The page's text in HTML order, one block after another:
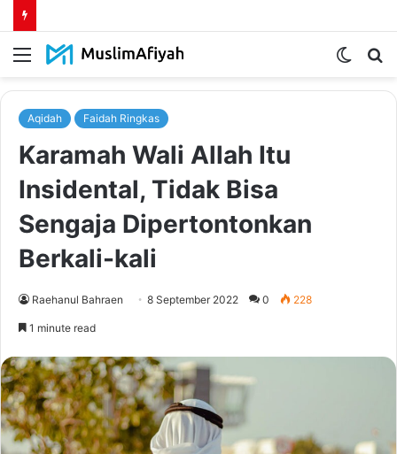
Menu
Switch
Aqidah Faidah Ringkas
Karamah Wali Allah Itu
Insidental, Tidak Bisa
Sengaja Dipertontonkan
Berkali-kali
Raehanul Bahraen 8 September 2022 0 228
1 minute read